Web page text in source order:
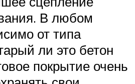
В любом
от типа
ли это бетон
покрытие очень